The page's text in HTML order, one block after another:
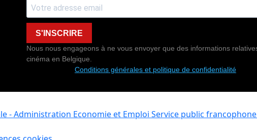
S'INSCRIRE
Nous nous engageons à ne vous envoyer que des informations
cinéma en Belgique.
Conditions générales et politique de confidentialité
- Administration Economie et Emploi Service public